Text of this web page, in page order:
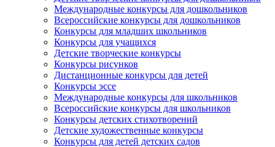
Международные конкурсы для дошкольников
Всероссийские конкурсы для дошкольников
Конкурсы для младших школьников
Конкурсы для учащихся
Детские творческие конкурсы
Конкурсы рисунков
Дистанционные конкурсы для детей
Конкурсы эссе
Международные конкурсы для школьников
Всероссийские конкурсы для школьников
Конкурсы детских стихотворений
Детские художественные конкурсы
Конкурсы для детей детских садов